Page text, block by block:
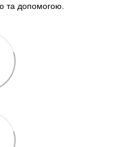
та допомогою.